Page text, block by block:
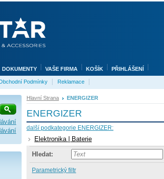
Hlavní Strana ENERGIZER
ENERGIZER
další podkategorie ENERGIZER:
Elektronika | Baterie
Hledat:
Parametrický filtr
DOKUMENTY VAŠE FIRMA KOŠÍK PŘIHLÁŠENÍ
Podmínky Reklamace